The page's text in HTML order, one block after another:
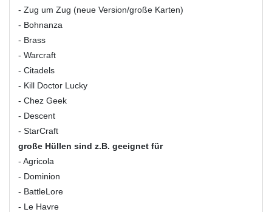
- Zug um Zug (neue Version/große Karten)
- Bohnanza
- Brass
- Warcraft
- Citadels
- Kill Doctor Lucky
- Chez Geek
- Descent
- StarCraft
große Hüllen sind z.B. geeignet für
- Agricola
- Dominion
- BattleLore
- Le Havre